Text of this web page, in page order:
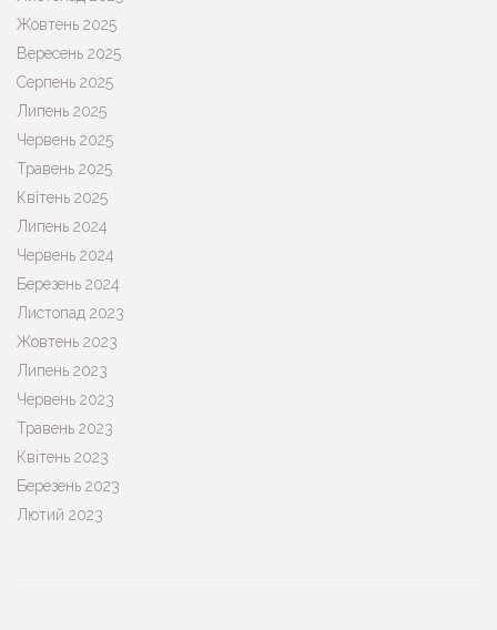
Жовтень 2025
Вересень 2025
Серпень 2025
Липень 2025
Червень 2025
Травень 2025
Квітень 2025
Липень 2024
Червень 2024
Березень 2024
Листопад 2023
Жовтень 2023
Липень 2023
Червень 2023
Травень 2023
Квітень 2023
Березень 2023
Лютий 2023